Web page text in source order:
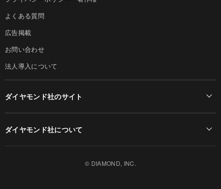
よくある質問
広告掲載
お問い合わせ
法人導入について
ダイヤモンド社のサイト
ダイヤモンド社について
© DIAMOND, INC.